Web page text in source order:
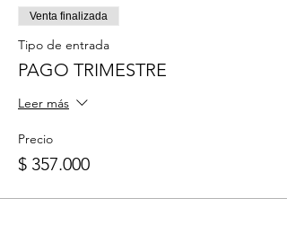
Venta finalizada
Tipo de entrada
PAGO TRIMESTRE
Leer más
Precio
$ 357.000